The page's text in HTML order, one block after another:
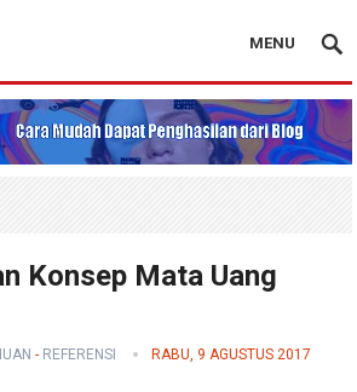
MENU
Konsep Mata Uang
- REFERENSI RABU, 9 AGUSTUS 2017